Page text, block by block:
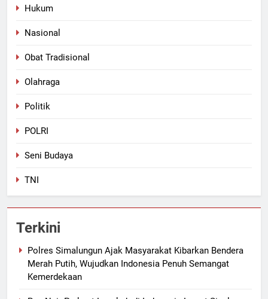
Hukum
Nasional
Obat Tradisional
Olahraga
Politik
POLRI
Seni Budaya
TNI
Terkini
Polres Simalungun Ajak Masyarakat Kibarkan Bendera
Merah Putih, Wujudkan Indonesia Penuh Semangat
Kemerdekaan